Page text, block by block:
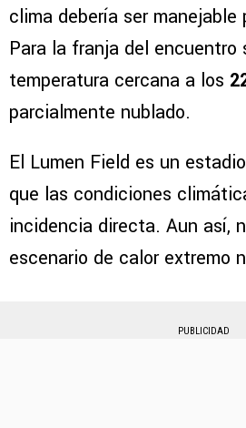
clima debería ser manejable
Para la franja del encuentro
temperatura cercana a los
parcialmente nublado.
El Lumen Field es un
que las condiciones
incidencia directa. Aun así,
escenario de calor extremo
PUBLICIDAD